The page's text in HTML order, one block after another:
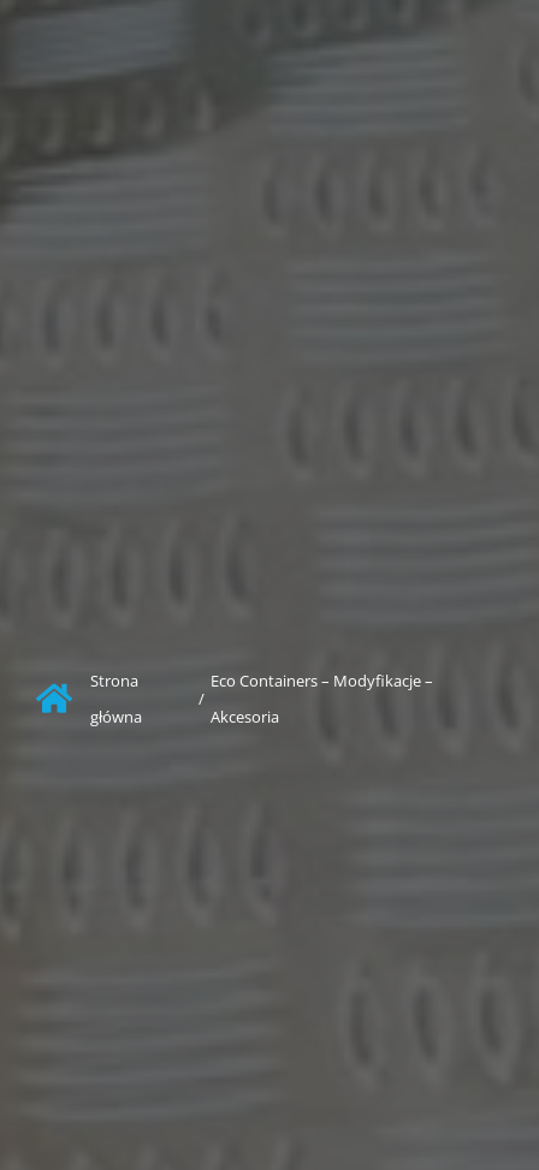
Strona
główna
/
Eco Containers – Modyfikacje –
Akcesoria